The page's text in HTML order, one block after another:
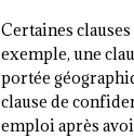
Certaines
exemple, une
portée
clause de
emploi après